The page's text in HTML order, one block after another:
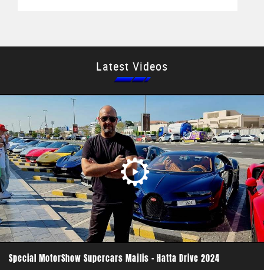
Latest Videos
Special MotorShow Supercars Majlis - Hatta Drive 2024